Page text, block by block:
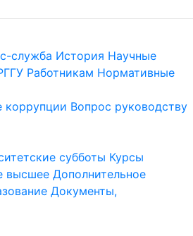
служба История Научные
Работникам Нормативные
коррупции Вопрос руководству
субботы Курсы
высшее Дополнительное
Документы,